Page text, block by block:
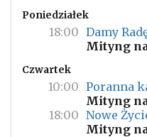
Poniedziałek
18:00 Damy
Mityng
Czwartek
10:00 Poranna
Mityng
18:00 Nowe
Mityng